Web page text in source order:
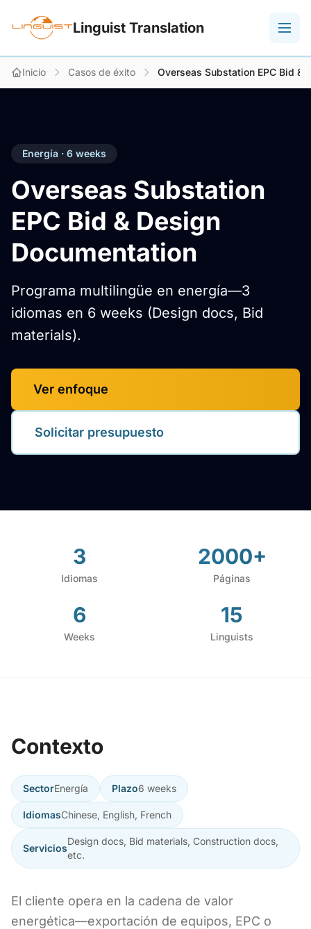
Linguist Translation
Inicio Casos de éxito Overseas Substation EPC Bid &
Energía · 6 weeks
Overseas Substation
EPC Bid & Design
Documentation
Programa multilingüe en energía—3
idiomas en 6 weeks (Design docs, Bid
materials).
Ver enfoque
Solicitar presupuesto
3
Idiomas
2000+
Páginas
6
Weeks
15
Linguists
Contexto
SectorEnergía Plazo6 weeks
IdiomasChinese, English, French
Servicios
Design docs, Bid materials, Construction docs,
etc.
El cliente opera en la cadena de valor
energética—exportación de equipos, EPC o